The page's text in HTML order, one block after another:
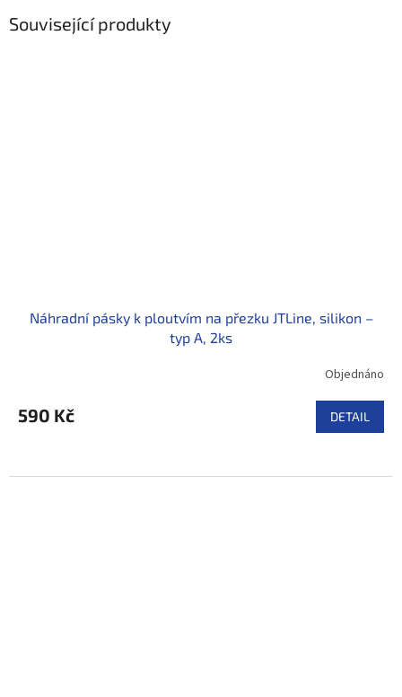
Související produkty
Náhradní pásky k ploutvím na přezku JTLine, silikon –
typ A, 2ks
Objednáno
590 Kč DETAIL